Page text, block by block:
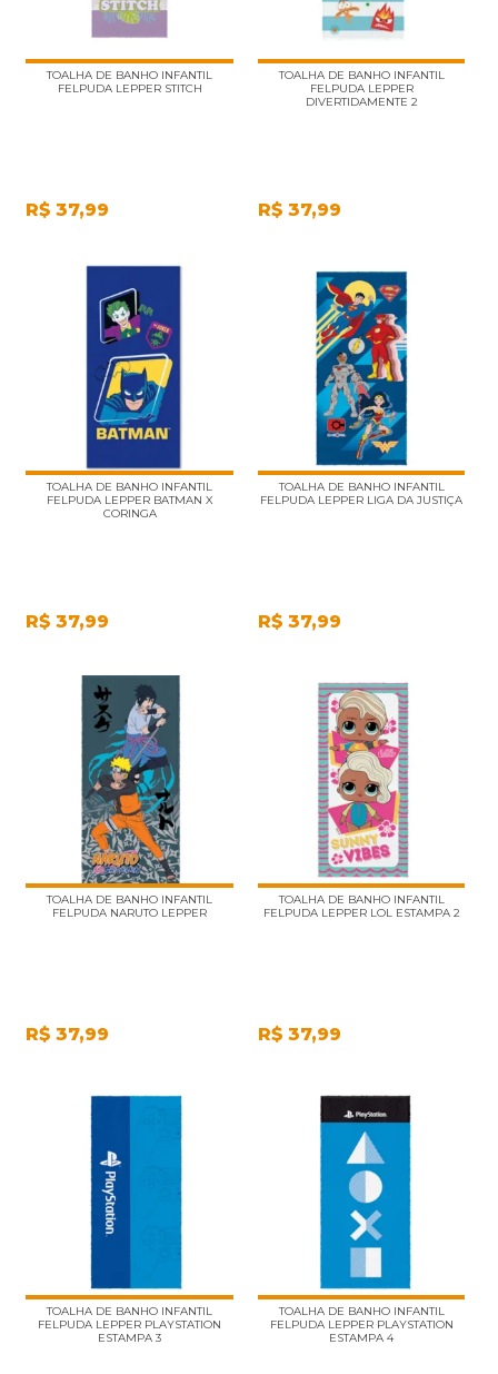
TOALHA DE BANHO INFANTIL
FELPUDA LEPPER STITCH
R$ 37,99
TOALHA DE BANHO INFANTIL
FELPUDA LEPPER
DIVERTIDAMENTE 2
R$ 37,99
TOALHA DE BANHO INFANTIL
FELPUDA LEPPER BATMAN X
CORINGA
R$ 37,99
TOALHA DE BANHO INFANTIL
FELPUDA LEPPER LIGA DA JUSTIÇA
R$ 37,99
TOALHA DE BANHO INFANTIL
FELPUDA NARUTO LEPPER
R$ 37,99
TOALHA DE BANHO INFANTIL
FELPUDA LEPPER LOL ESTAMPA 2
R$ 37,99
TOALHA DE BANHO INFANTIL
FELPUDA LEPPER PLAYSTATION
ESTAMPA 3
TOALHA DE BANHO INFANTIL
FELPUDA LEPPER PLAYSTATION
ESTAMPA 4